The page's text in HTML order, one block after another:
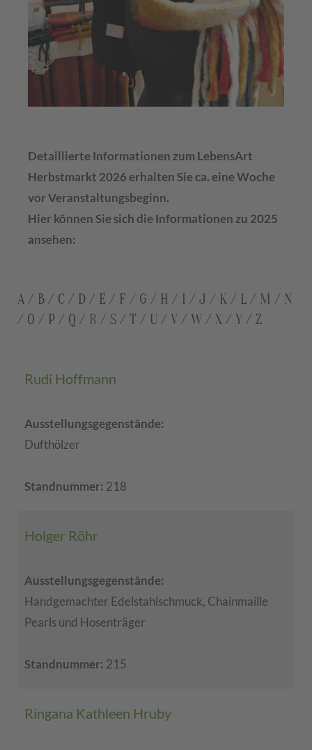
Detaillierte Informationen zum LebensArt
Herbstmarkt 2026 erhalten Sie ca. eine Woche
vor Veranstaltungsbeginn.
Hier können Sie sich die Informationen zu 2025
ansehen:
A / B / C / D / E / F / G / H / / J / K / L / M / N
/ O / P / Q / R / S / T / U / V / W / X / Y / Z
Rudi Hoffmann
Ausstellungsgegenstände:
Dufthölzer
Standnummer: 218
Holger Röhr
Ausstellungsgegenstände:
Handgemachter Edelstahlschmuck, Chainmaille
Pearls und Hosenträger
Standnummer: 215
Ringana Kathleen Hruby